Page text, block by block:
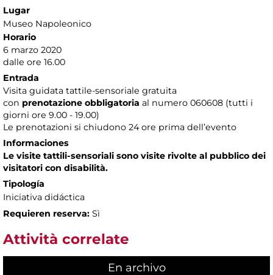
Lugar
Museo Napoleonico
Horario
6 marzo 2020
dalle ore 16.00
Entrada
Visita guidata tattile-sensoriale gratuita
con prenotazione obbligatoria al numero 060608 (tutti i
giorni ore 9.00 - 19.00)
Le prenotazioni si chiudono 24 ore prima dell’evento
Informaciones
Le visite tattili-sensoriali sono visite rivolte al pubblico dei
visitatori con disabilità.
Tipología
Iniciativa didáctica
Requieren reserva: Sì
Attività correlate
En archivo